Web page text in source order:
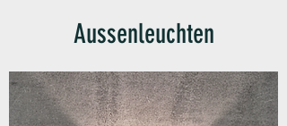
Aussenleuchten